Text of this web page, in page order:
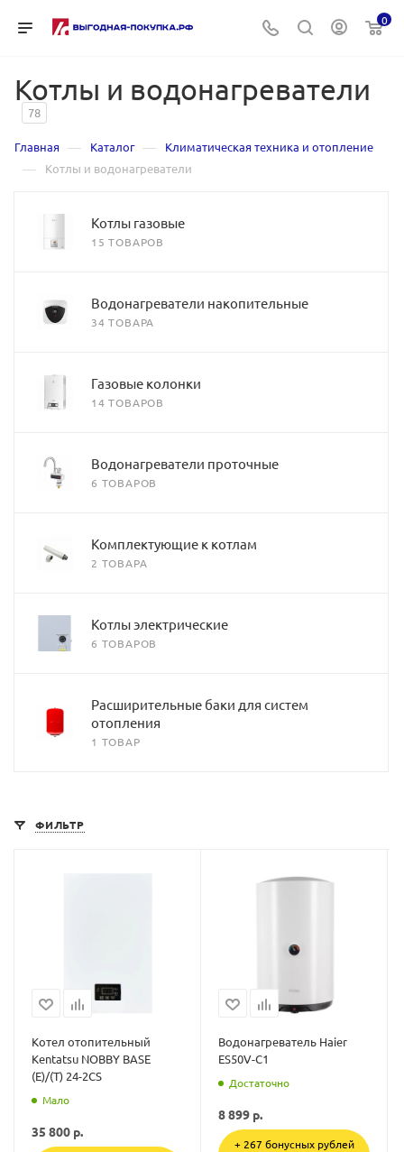
0
Котлы и водонагреватели
78
Главная — Каталог — Климатическая техника и отопление
— Котлы и водонагреватели
Котлы газовые
15 ТОВАРОВ
Водонагреватели накопительные
34 ТОВАРА
Газовые колонки
14 ТОВАРОВ
Водонагреватели проточные
6 ТОВАРОВ
Комплектующие к котлам
2 ТОВАРА
Котлы электрические
6 ТОВАРОВ
Расширительные баки для систем
отопления
1 ТОВАР
ФИЛЬТР
Котел отопительный
Kentatsu NOBBY BASE
(E)/(T) 24-2CS
Мало
35 800 р.
Водонагреватель Haier
ES50V-C1
Достаточно
8 899 р.
+ 267 бонусных рублей